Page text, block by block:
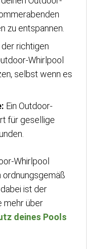
zu entspannen.
richtigen
Whirlpool
selbst wenn es
Ein Outdoor-
für gesellige
Whirlpool
ordnungsgemäß
ist der
mehr über
deines Pools